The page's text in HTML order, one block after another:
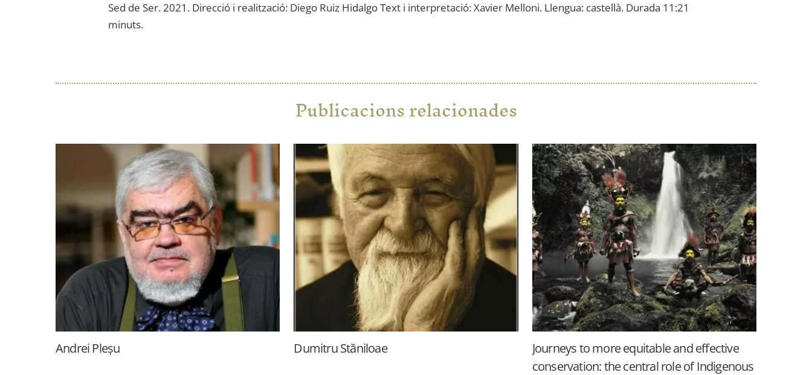
Sed de Ser. 2021. Direcció i realització: Diego Ruiz HidalgoText i interpretació:Xavier Melloni. Llengua: castellà. Durada 11:21
minuts.
Publicacions relacionades
Andrei Pleșu Dumitru Stăniloae
Journeys to more equitable and effective
conservation: the central role of Indigenous